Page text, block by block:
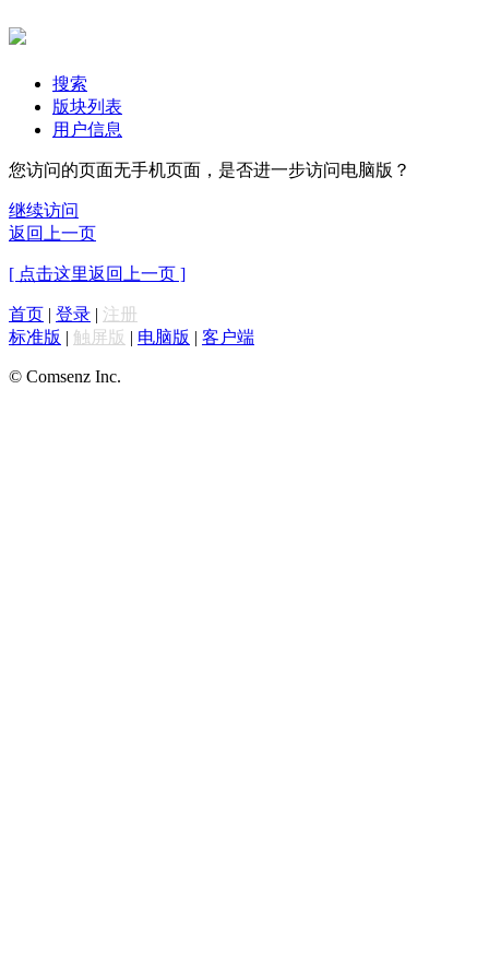
搜索
版块列表
用户信息
您访问的页面无手机页面，是否进一步访问电脑版？
继续访问
返回上一页
[ 点击这里返回上一页 ]
首页 | 登录 | 注册
标准版 | 触屏版 | 电脑版 | 客户端
© Comsenz Inc.